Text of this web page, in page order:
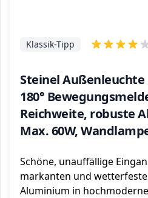
Steinel Außenleuchte
180°
Reichweite, robuste
Max. 60W,
Klassik-Tipp
Schöne, unauffällige
markanten und
Aluminium in